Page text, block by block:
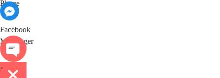
Phone
Facebook Messenger
Facebook
Messenger
ติดต่อ